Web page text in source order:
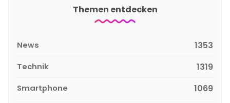
Themen entdecken
News 1353
Technik 1319
Smartphone 1069